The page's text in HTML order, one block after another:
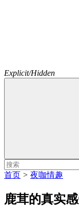
Explicit/Hidden
首页 > 夜咖情趣
鹿茸的真实